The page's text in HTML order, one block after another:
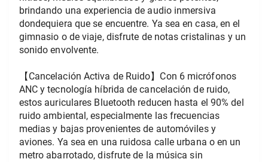
brindando una experiencia de audio inmersiva
dondequiera que se encuentre. Ya sea en casa, en el
gimnasio o de viaje, disfrute de notas cristalinas y un
sonido envolvente.
【Cancelación Activa de Ruido】Con 6 micrófonos
ANC y tecnología híbrida de cancelación de ruido,
estos auriculares Bluetooth reducen hasta el 90% del
ruido ambiental, especialmente las frecuencias
medias y bajas provenientes de automóviles y
aviones. Ya sea en una ruidosa calle urbana o en un
metro abarrotado, disfrute de la música sin